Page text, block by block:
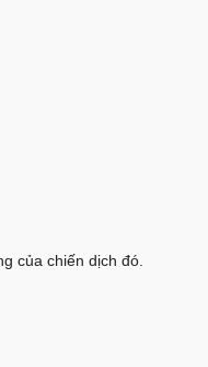
của chiến dịch đó.